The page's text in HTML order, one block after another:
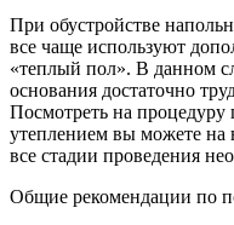
При обустройстве
все чаще используют
«теплый пол». В данном
основания достаточно
Посмотреть на
утеплением вы можете на
все стадии проведения
Общие рекомендации по